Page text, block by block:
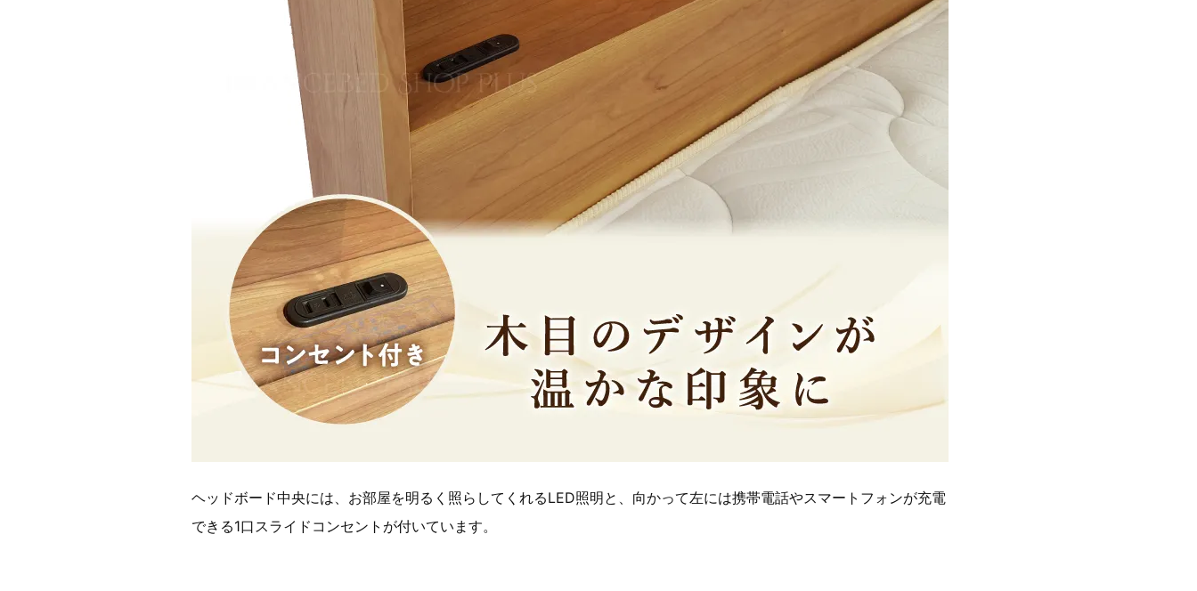
ヘッドボード中央には、お部屋を明るく照らしてくれるLED照明と、向かって左には携帯電話やスマートフォンが充電
できる1口スライドコンセントが付いています。